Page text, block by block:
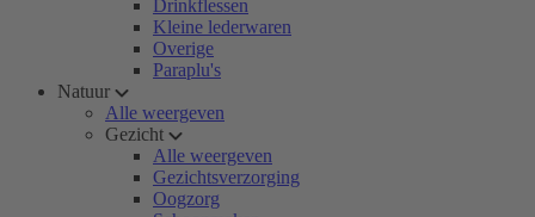
Drinkflessen
Kleine lederwaren
Overige
Paraplu's
Natuur
Alle weergeven
Gezicht
Alle weergeven
Gezichtsverzorging
Oogzorg